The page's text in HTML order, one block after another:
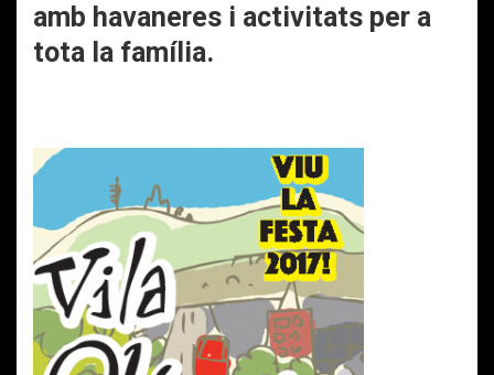
amb havaneres i activitats per a
tota la família.